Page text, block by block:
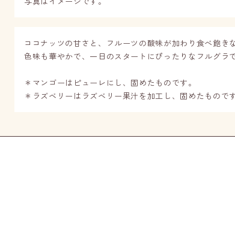
ココナッツの甘さと、フルーツの酸味が加わり食べ飽き
色味も華やかで、一日のスタートにぴったりなフルグラで
＊マンゴーはピューレにし、固めたものです。
＊ラズベリーはラズベリー果汁を加工し、固めたものです